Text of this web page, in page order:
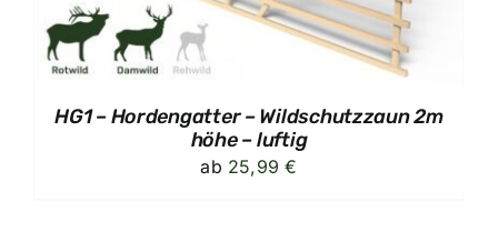
HG1 – Hordengatter – Wildschutzzaun 2m
höhe – luftig
ab 25,99€